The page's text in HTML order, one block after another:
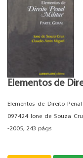
Elementos de
Elementos de Direito
097424 Ione de Souza
-2005, 243 págs